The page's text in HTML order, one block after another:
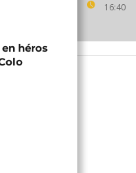
16:40
héros